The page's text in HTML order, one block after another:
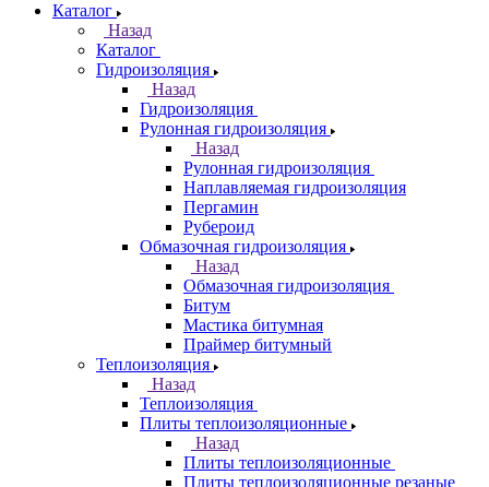
Каталог
Назад
Каталог
Гидроизоляция
Назад
Гидроизоляция
Рулонная гидроизоляция
Назад
Рулонная гидроизоляция
Наплавляемая гидроизоляция
Пергамин
Рубероид
Обмазочная гидроизоляция
Назад
Обмазочная гидроизоляция
Битум
Мастика битумная
Праймер битумный
Теплоизоляция
Назад
Теплоизоляция
Плиты теплоизоляционные
Назад
Плиты теплоизоляционные
Плиты теплоизоляционные резаные